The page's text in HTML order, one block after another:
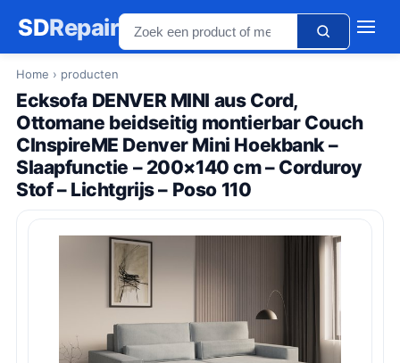
SDRepair
Home › producten
Ecksofa DENVER MINI aus Cord,
Ottomane beidseitig montierbar Couch
CInspireME Denver Mini Hoekbank –
Slaapfunctie – 200×140 cm – Corduroy
Stof – Lichtgrijs – Poso 110